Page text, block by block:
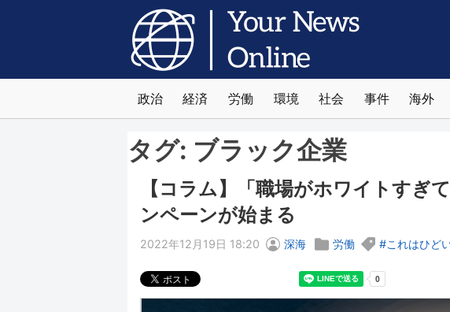
政治 経済 労働 環境 社会 事件 海外
タグ: ブラック企業
【コラム】「職場がホワイトすぎ
ンペーンが始まる
2022年12月19日 18:20 深海 労働 これはひど